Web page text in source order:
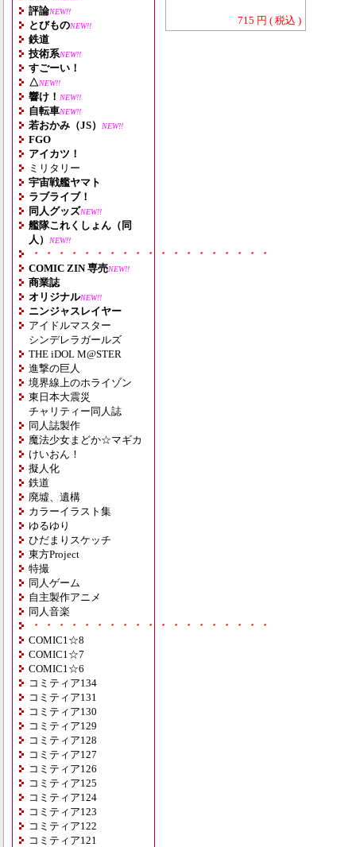
評論NEW!!
とびものNEW!!
鉄道
技術系NEW!!
すごーい！
△NEW!!
響け！ NEW!!
自転車NEW!!
若おかみ（JS） NEW!!
FGO
アイカツ！
ミリタリー
宇宙戦艦ヤマト
ラブライブ！
同人グッズNEW!!
艦隊これくしょん（同
人）
NEW!!
・・・・・・・・・・・・・・・・・・・
COMIC ZIN 専売NEW!!
商業誌
オリジナルNEW!!
ニンジャスレイヤー
アイドルマスター
シンデレラガールズ
THE iDOL M@STER
進撃の巨人
境界線上のホライゾン
東日本大震災
チャリティー同人誌
同人誌製作
魔法少女まどか☆マギカ
けいおん！
擬人化
鉄道
廃墟、遺構
カラーイラスト集
ゆるゆり
ひだまりスケッチ
東方Project
特撮
同人ゲーム
自主製作アニメ
同人音楽
・・・・・・・・・・・・・・・・・・・
COMIC1☆8
COMIC1☆7
COMIC1☆6
コミティア134
コミティア131
コミティア130
コミティア129
コミティア128
コミティア127
コミティア126
コミティア125
コミティア124
コミティア123
コミティア122
コミティア121
715 円 ( 税込 )